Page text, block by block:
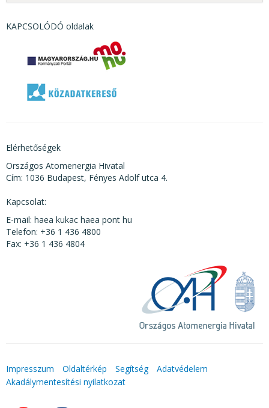
KAPCSOLÓDÓ oldalak
Elérhetőségek
Országos Atomenergia Hivatal
Cím: 1036 Budapest, Fényes Adolf utca 4.
Kapcsolat:
E-mail: haea kukac haea pont hu
Telefon: +36 1 436 4800
Fax: +36 1 436 4804
Impresszum Oldaltérkép Segítség
Adatvédelem
Akadálymentesítési nyilatkozat